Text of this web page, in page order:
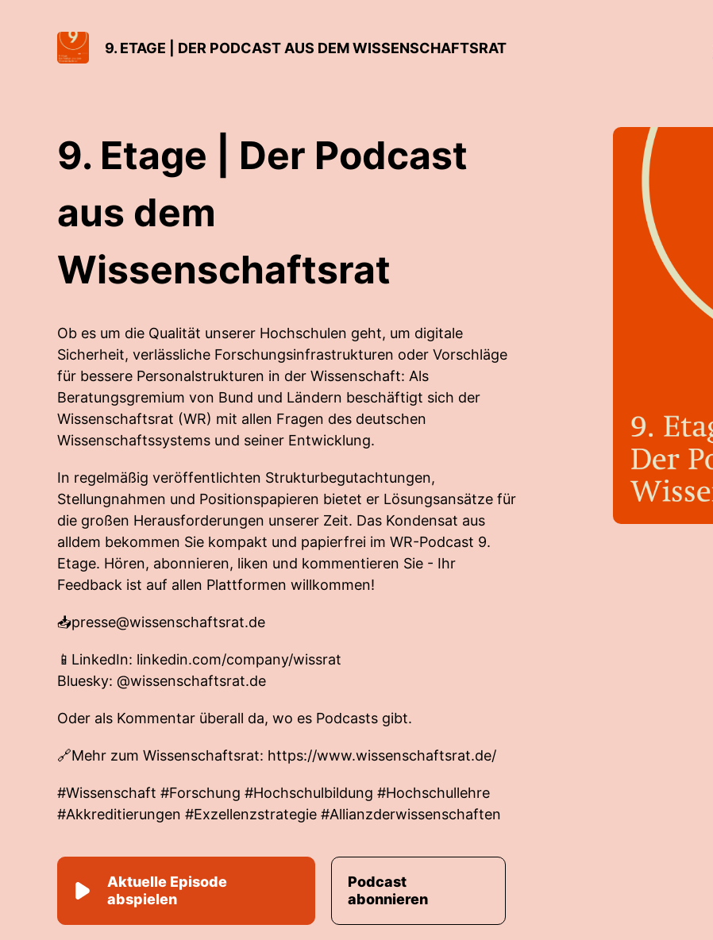
9. ETAGE | DER PODCAST AUS DEM WISSENSCHAFTSRAT
9. Etage | Der Podcast
aus dem
Wissenschaftsrat
Ob es um die Qualität unserer Hochschulen geht, um digitale
Sicherheit, verlässliche Forschungsinfrastrukturen oder Vorschläge
für bessere Personalstrukturen in der Wissenschaft: Als
Beratungsgremium von Bund und Ländern beschäftigt sich der
Wissenschaftsrat (WR) mit allen Fragen des deutschen
Wissenschaftssystems und seiner Entwicklung.
In regelmäßig veröffentlichten Strukturbegutachtungen,
Stellungnahmen und Positionspapieren bietet er Lösungsansätze für
die großen Herausforderungen unserer Zeit. Das Kondensat aus
alldem bekommen Sie kompakt und papierfrei im WR-Podcast 9.
Etage. Hören, abonnieren, liken und kommentieren Sie - Ihr
Feedback ist auf allen Plattformen willkommen!
📥presse@wissenschaftsrat.de
📱LinkedIn: linkedin.com/company/wissrat
Bluesky: @wissenschaftsrat.de
Oder als Kommentar überall da, wo es Podcasts gibt.
🔗Mehr zum Wissenschaftsrat: https://www.wissenschaftsrat.de/
#Wissenschaft #Forschung #Hochschulbildung #Hochschullehre
#Akkreditierungen #Exzellenzstrategie #Allianzderwissenschaften
Aktuelle Episode
abspielen
Podcast
abonnieren